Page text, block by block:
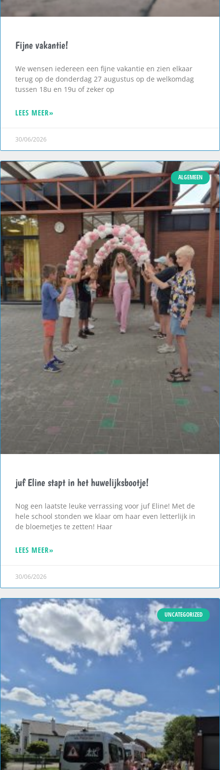
Fijne vakantie!
We wensen iedereen een fijne vakantie en zien elkaar
terug op de donderdag 27 augustus op de welkomdag
tussen 18u en 19u of zeker op
LEES MEER»
30/06/2026
ALGEMEEN
juf Eline stapt in het huwelijksbootje!
Nog een laatste leuke verrassing voor juf Eline! Met de
hele school stonden we klaar om haar even letterlijk in
de bloemetjes te zetten! Haar
LEES MEER»
30/06/2026
UNCATEGORIZED